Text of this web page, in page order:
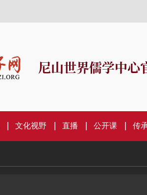
尼山世界儒学中心
文化视野 直播 公开课 传